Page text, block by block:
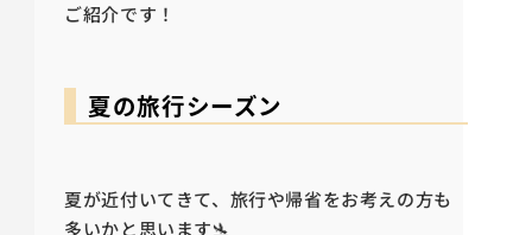
ご紹介です！
夏の旅行シーズン
夏が近付いてきて、旅行や帰省をお考えの方も
多いかと思います🛬